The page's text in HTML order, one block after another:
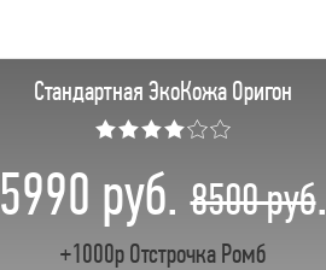
Стандартная ЭкоКожа Оригон
★★★★☆☆
5990 руб.8500 руб.
+1000р Отстрочка Ромб